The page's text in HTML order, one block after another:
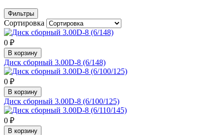
Фильтры
Сортировка
0 ₽
В корзину
Диск сборный 3.00D-8 (6/148)
0 ₽
В корзину
Диск сборный 3.00D-8 (6/100/125)
0 ₽
В корзину